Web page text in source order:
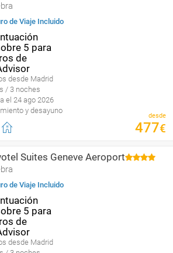
de Viaje Incluido
desde Madrid
/ 3 noches
el 24 ago 2026
y desayuno
desde
477€
Suites Geneve Aeroport
de Viaje Incluido
desde Madrid